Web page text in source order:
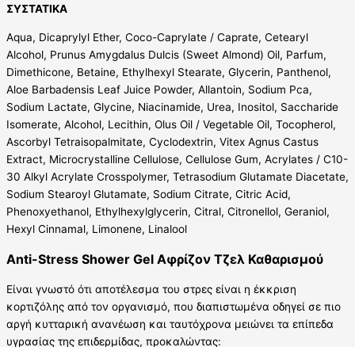
ΣΥΣΤΑΤΙΚΑ
Aqua, Dicaprylyl Ether, Coco-Caprylate / Caprate, Cetearyl
Alcohol, Prunus Amygdalus Dulcis (Sweet Almond) Oil, Parfum,
Dimethicone, Betaine, Ethylhexyl Stearate, Glycerin, Panthenol,
Aloe Barbadensis Leaf Juice Powder, Allantoin, Sodium Pca,
Sodium Lactate, Glycine, Niacinamide, Urea, Inositol, Saccharide
Isomerate, Alcohol, Lecithin, Olus Oil / Vegetable Oil, Tocopherol,
Ascorbyl Tetraisopalmitate, Cyclodextrin, Vitex Agnus Castus
Extract, Microcrystalline Cellulose, Cellulose Gum, Acrylates / C10-
30 Alkyl Acrylate Crosspolymer, Tetrasodium Glutamate Diacetate,
Sodium Stearoyl Glutamate, Sodium Citrate, Citric Acid,
Phenoxyethanol, Ethylhexylglycerin, Citral, Citronellol, Geraniol,
Hexyl Cinnamal, Limonene, Linalool
Anti-Stress Shower Gel Αφρίζον Τζελ Καθαρισμού
Είναι γνωστό ότι αποτέλεσμα του στρες είναι η έκκριση
κορτιζόλης από τον οργανισμό, που διαπιστωμένα οδηγεί σε πιο
αργή κυτταρική ανανέωση και ταυτόχρονα μειώνει τα επίπεδα
υγρασίας της επιδερμίδας, προκαλώντας: